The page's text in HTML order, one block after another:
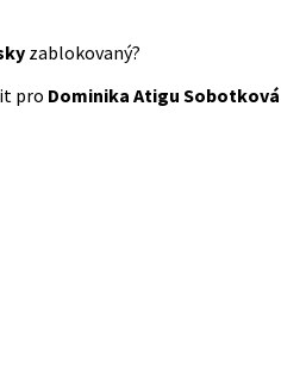
zablokovaný?
pro Dominika Atigu Sobotková